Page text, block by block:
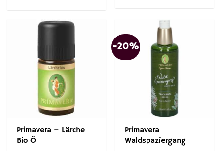
Primavera – Lärche
Bio Öl
-20%
Primavera
Waldspaziergang